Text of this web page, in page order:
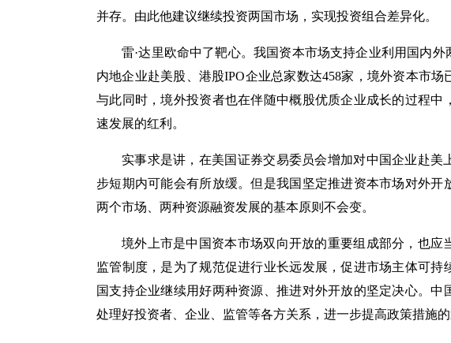
并存。由此他建议继续投资两国市场，实现投资组合差异化。
雷·达里欧命中了靶心。我国资本市场支持企业利用国内
内地企业赴美股、港股IPO企业总家数达458家，境外资本市场
与此同时，境外投资者也在伴随中概股优质企业成长的过程
速发展的红利。
实事求是讲，在美国证券交易委员会增加对中国企业赴
步短期内可能会有所放缓。但是我国坚定推进资本市场对外开
两个市场、两种资源融资发展的基本原则不会变。
境外上市是中国资本市场双向开放的重要组成部分，也
监管制度，是为了规范促进行业长远发展，促进市场主体可
国支持企业继续用好两种资源、推进对外开放的坚定决心。
处理好投资者、企业、监管等各方关系，进一步提高政策措施的